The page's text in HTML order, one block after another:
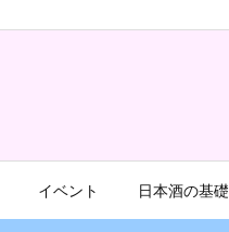
イベント 日本酒の基礎